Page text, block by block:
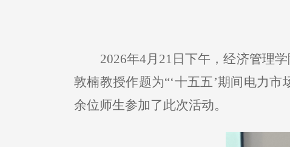
2026年4月21日下午，经济管理
敦楠教授作题为“‘十五五’期间电力
余位师生参加了此次活动。